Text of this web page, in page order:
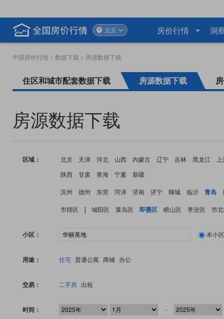
北京 房价行情 洞
中国房价行情 > 数据下载 > 房源数据下载
住区和城市配套数据下载 房源数据下载
房源数据下载
区域： 北京 天津 河北 山西 内蒙古 辽宁 吉林 黑龙江
陕西
甘肃 青海 宁夏 新疆
滨州 德州 东营 菏泽 济南 济宁 聊城 临沂 青岛
市辖区 [ 城阳区 黄岛区 即墨区 崂山区 李沧区 市
小区： 本小区
用途： 住宅 普通公寓 商铺 办公
交易： 二手房 出租
时间： -